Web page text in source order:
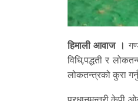
हिमाली आवाज ।
विधि,पद्धती र
लोकतन्त्रको कुरा